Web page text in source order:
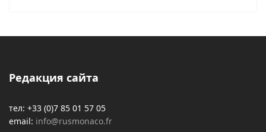
Редакция сайта
тел: +33 (0)7 85 01 57 05
email: info@rusmonaco.fr